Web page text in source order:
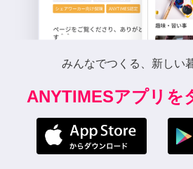
みんなでつくる、新しい
ANYTIMESアプリを